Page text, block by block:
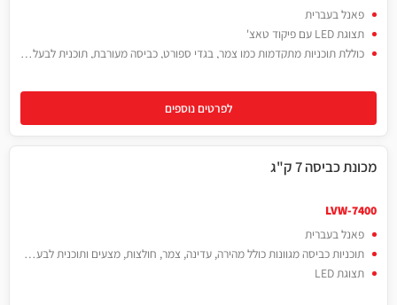
פאנל בעברית
תצוגת LED עם פיקוד טאצ'
כוללת תוכניות מתקדמות כמו צמר, בגדי ספורט, כביסה מעורבת, תוכנית לבעלי אלרגיה, מצעים, חסכונית ומהירה
לפרטים נוספים
מכונת כביסה 7 ק"ג
LVW-7400
פאנל בעברית
תוכניות כביסה מגוונות כולל מהירה, עדינה, צמר, חולצות, מצעים ותוכנית לבעלי אלרגיה.
תצוגת LED